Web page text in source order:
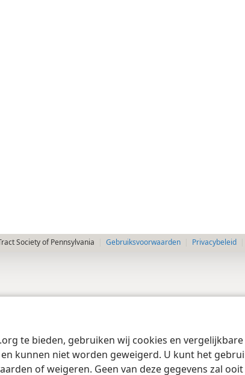
te bieden, gebruiken wij cookies en
kunnen niet worden geweigerd. U kunt het
of weigeren. Geen van deze gegevens zal
Society of Pennsylvania Gebruiksvoorwaarden Privacybeleid